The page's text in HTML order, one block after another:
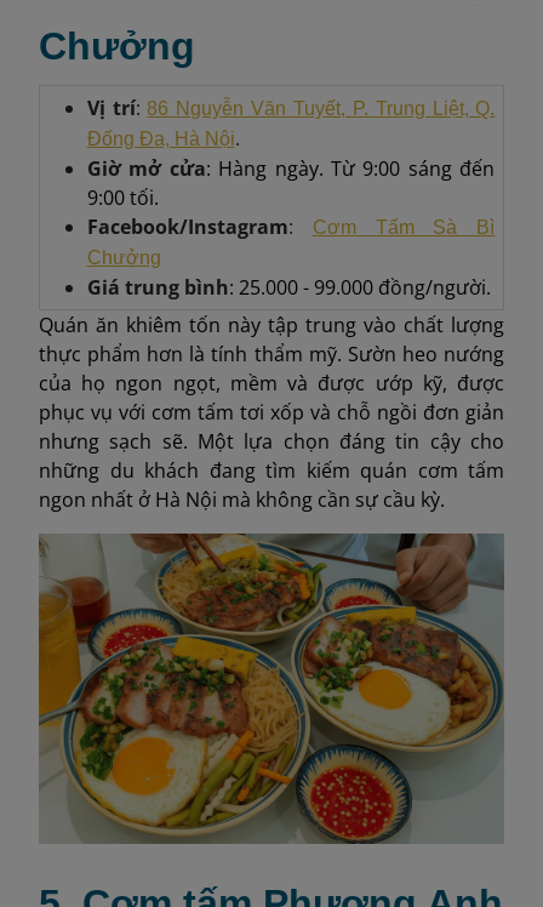
Chưởng
Vị trí:86 Nguyễn Văn Tuyết, P. Trung Liệt, Q.
Đống Đa, Hà Nội.
Giờ mở cửa: Hàng ngày. Từ 9:00 sáng đến
9:00 tối.
Facebook/Instagram:
Cơm Tấm Sà Bì
Chưởng
Giá trung bình: 25.000 - 99.000 đồng/người.
Quán ăn khiêm tốn này tập trung vào chất lượng
thực phẩm hơn là tính thẩm mỹ. Sườn heo nướng
của họ ngon ngọt, mềm và được ướp kỹ, được
phục vụ với cơm tấm tơi xốp và chỗ ngồi đơn giản
nhưng sạch sẽ. Một lựa chọn đáng tin cậy cho
những du khách đang tìm kiếm quán cơm tấm
ngon nhất ở Hà Nội mà không cần sự cầu kỳ.